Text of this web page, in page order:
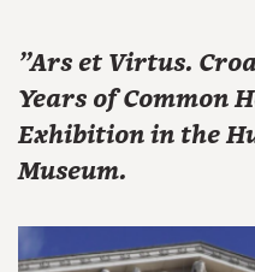
"Ars et Virtus.
Years of Common
Exhibition in the
Museum.